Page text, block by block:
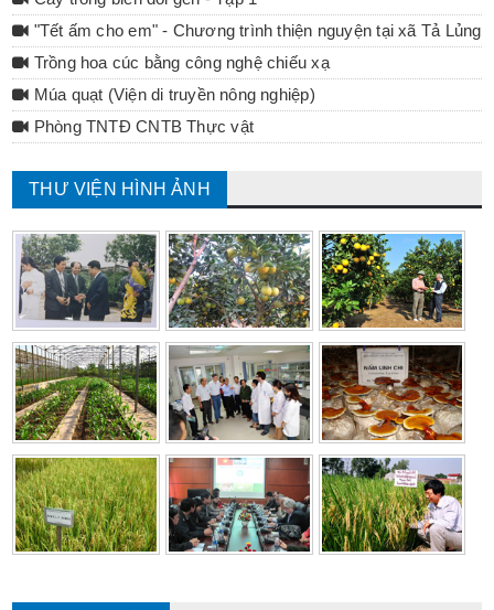
"Tết ấm cho em" - Chương trình thiện nguyện tại xã Tả Lủng
Trồng hoa cúc bằng công nghệ chiếu xạ
Múa quạt (Viện di truyền nông nghiệp)
Phòng TNTĐ CNTB Thực vật
THƯ VIỆN HÌNH ẢNH